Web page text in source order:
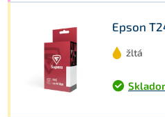
Epson
žltá